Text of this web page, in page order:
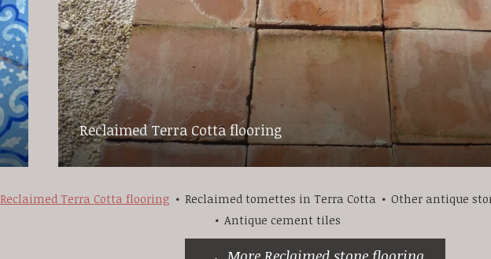
Reclaimed Terra Cotta flooring
Reclaimed Terra Cotta flooring Reclaimed tomettes in Terra Cotta
Other antique
Antique cement tiles